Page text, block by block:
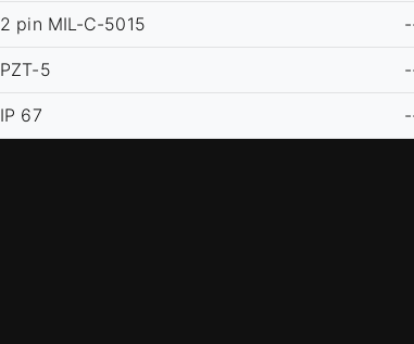
2 pin MIL-C-5015
PZT-5
IP 67